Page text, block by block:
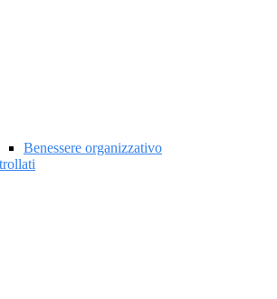
Benessere organizzativo